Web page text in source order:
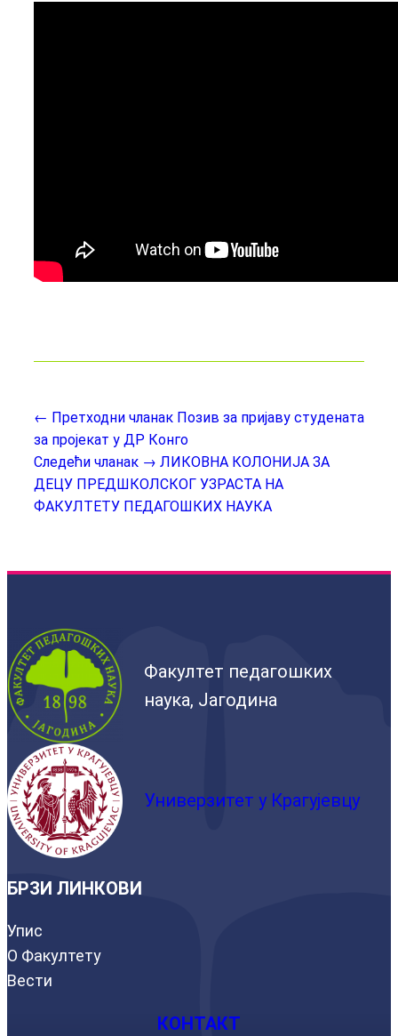
← Претходни чланак Позив за пријаву студената
за пројекат у ДР Конго
Следећи чланак → ЛИКОВНА КОЛОНИЈА ЗА
ДЕЦУ ПРЕДШКОЛСКОГ УЗРАСТА НА
ФАКУЛТЕТУ ПЕДАГОШКИХ НАУКА
Факултет педагошких
наука, Јагодина
Универзитет у Крагујевцу
БРЗИ ЛИНКОВИ
Упис
О Факултету
Вести
КОНТАКТ